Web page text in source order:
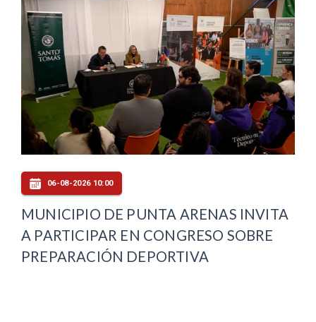
06-08-2026 10:00
MUNICIPIO DE PUNTA ARENAS INVITA
A PARTICIPAR EN CONGRESO SOBRE
PREPARACIÓN DEPORTIVA